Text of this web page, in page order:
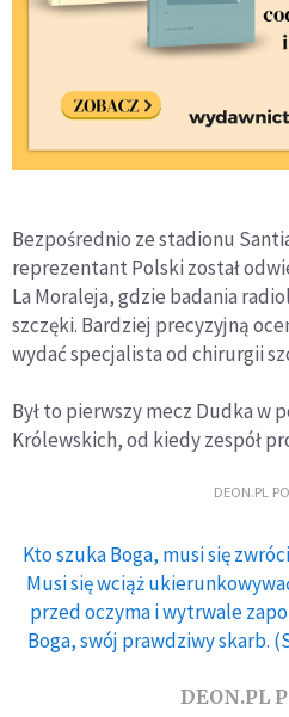
Bezpośrednio ze stadionu
reprezentant Polski został
La Moraleja, gdzie badania
szczęki. Bardziej precyzyjną
wydać specjalista od chirurgii
Był to pierwszy mecz Dudka w
Królewskich, od kiedy zespół
DEON.PL
Kto szuka Boga, musi się
Musi się wciąż
przed oczyma i wytrwale
Boga, swój prawdziwy skarb.
DEON.PL